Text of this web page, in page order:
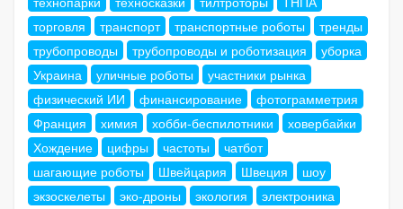
торговля
транспорт транспортные роботы
тренды
трубопроводы
трубопроводы и роботизация
уборка
Украина
уличные роботы
участники рынка
физический ИИ
финансирование
фотограмметрия
Франция
химия хобби-беспилотники
ховербайки
Хождение
цифры частоты
чатбот
шагающие роботы
Швейцария Швеция
шоу
экзоскелеты
эко-дроны экология
электроника